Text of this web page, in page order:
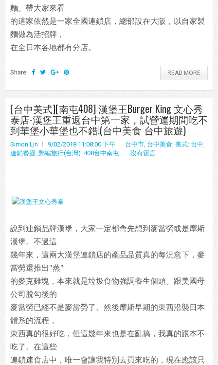
麵。帶大家來看
的這家依然是一家全國連鎖店，總部設在大阪，以自家製
麵做為活招牌，
在全日本各地都有分店。
Share: READ MORE
[台中美式][南屯408] 漢堡王Burger King 文心秀
泰店-漢堡王重返台中第一家，試營運期間吃不
到華堡小華堡也不錯!(台中美食 台中旅遊)
Simon Lin 9/02/2018 11:08:00 下午 台中市, 台中美食, 美式::台中,
連鎖餐廳, 郵編旅行(台灣)::408台中南屯 沒有留言
說到連鎖品牌漢堡，大家一定都會先想到麥當勞或是摩斯
漢堡。不過這
幾年來，這兩大漢堡連鎖店的產品品質真的每況愈下，麥
當勞還推出"蒸"
的麥克雞塊，本來就是垃圾食物強調養生個頭。跟美國母
公司脫勾後的
麥當勞已經不是麥當勞了。然後摩斯早期的東西沿襲日本
體系的流程，
東西真的很好吃，但這幾年來也是在亂搞，我真的跟本不
吃了。在這些
連鎖速食店中，唯一會讓我特別去買來吃的，現在應該只